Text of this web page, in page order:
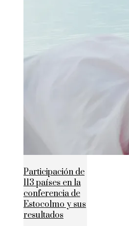
Participación de
113 países en la
conferencia de
Estocolmo y sus
resultados